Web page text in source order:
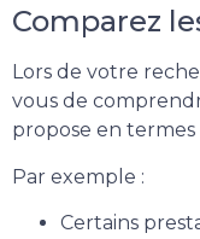
Comparez
Lors de votre
vous de
propose en termes
Par exemple :
Certains